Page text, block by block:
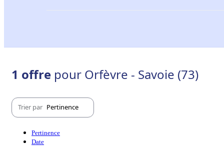
1 offre pour Orfèvre - Savoie (73)
Trier par Pertinence
Pertinence
Date